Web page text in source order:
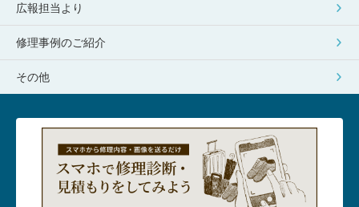
広報担当より
修理事例のご紹介
その他